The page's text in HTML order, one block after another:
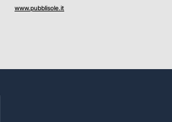
www.pubblisole.it